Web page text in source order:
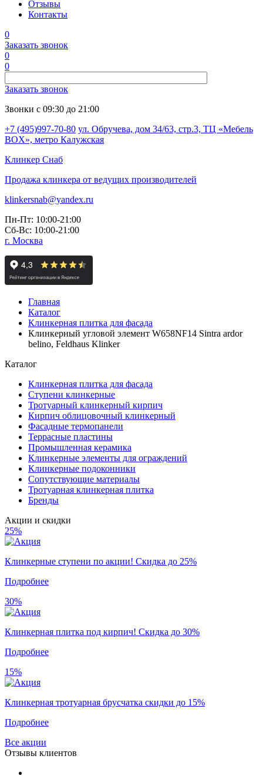
Отзывы
Контакты
0
Заказать звонок
0
0
Заказать звонок
Звонки с 09:30 до 21:00
+7 (495)997-70-80 ул. Обручева, дом 34/63, стр.3, ТЦ «Мебель
BOX», метро Калужская
Клинкер Снаб
Продажа клинкера от ведущих производителей
klinkersnab@yandex.ru
Пн-Пт: 10:00-21:00
Сб-Вс: 10:00-21:00
г. Москва
Главная
Каталог
Клинкерная плитка для фасада
Клинкерный угловой элемент W658NF14 Sintra ardor
belino, Feldhaus Klinker
Каталог
Клинкерная плитка для фасада
Ступени клинкерные
Тротуарный клинкерный кирпич
Кирпич облицовочный клинкерный
Фасадные термопанели
Террасные пластины
Промышленная керамика
Клинкерные элементы для ограждений
Клинкерные подоконники
Сопутствующие материалы
Тротуарная клинкерная плитка
Бренды
Акции и скидки
25%
Клинкерные ступени по акции! Скидка до 25%
Подробнее
30%
Клинкерная плитка под кирпич! Скидка до 30%
Подробнее
15%
Клинкерная тротуарная брусчатка скидки до 15%
Подробнее
Все акции
Отзывы клиентов